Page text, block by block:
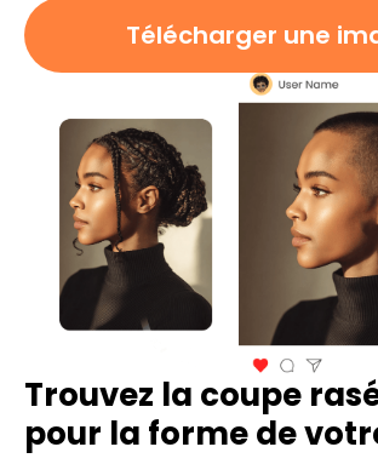
Télécharger une
Trouvez la coupe
pour la forme de